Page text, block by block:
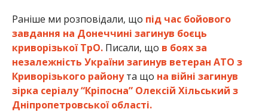
Раніше ми розповідали, що під час бойового
завдання на Донеччині загинув боєць
криворізької ТрО.Писали, що в боях за
незалежність України загинув ветеран АТО з
Криворізького районута що на війні загинув
зірка серіалу “Кріпосна” Олексій Хільський з
Дніпропетровської області.